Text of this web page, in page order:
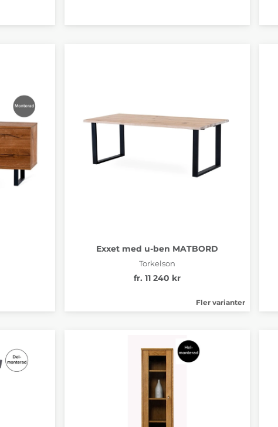
Exxet med u-ben MATBORD
Torkelson
fr. 11 240 kr
Fler varianter